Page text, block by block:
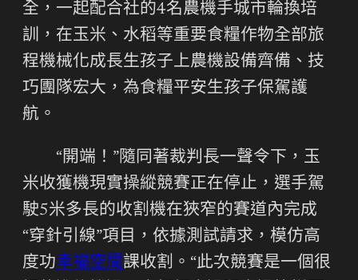
全，一起配合社的4名農機手城市輪換培
訓，在玉米、水稻等重要食糧作物全部旅
程機械化成長生孩子上農機設備齊備、技
巧團隊宏大，為食糧平安生孩子保駕護
航。
“開端！”隨同著裁判長一聲令下，玉
米收獲機現實操縱競賽正在停止，選手駕
駛5米多長的收割機在狹窄的賽道內完成
“穿針引線”項目，依據測試請求，模仿高
度功幸福空間課收割。“此次競賽是一個很